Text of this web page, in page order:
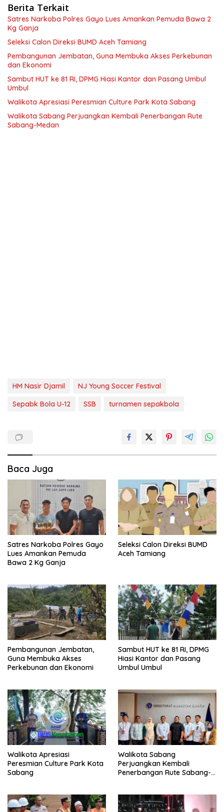
Berita Terkait
Satres Narkoba Polres Gayo Lues Amankan Pemuda Bawa 2
Kg Ganja
Seleksi Calon Direksi BUMD Aceh Tamiang
Pembangunan Jembatan, Guna Membuka Akses Perkebunan
dan Ekonomi
Sambut HUT ke 81 RI, DPMG Hiasi Kantor dan Pasang Umbul
Umbul
Walikota Apresiasi Peresmian Culture Park Kota Sabang
Walikota Sabang Perjuangkan Kembali Penerbangan Rute
Sabang-Medan
HM Nasir Djamil
NJ Young Soccer Festival
Sepabk Bola U-12
SSB turnamen sepakbola
Baca Juga
Satres Narkoba Polres Gayo
Lues Amankan Pemuda
Bawa 2 Kg Ganja
Seleksi Calon Direksi BUMD
Aceh Tamiang
Pembangunan Jembatan,
Guna Membuka Akses
Perkebunan dan Ekonomi
Sambut HUT ke 81 RI, DPMG
Hiasi Kantor dan Pasang
Umbul Umbul
Walikota Apresiasi
Peresmian Culture Park Kota
Sabang
Walikota Sabang
Perjuangkan Kembali
Penerbangan Rute Sabang-